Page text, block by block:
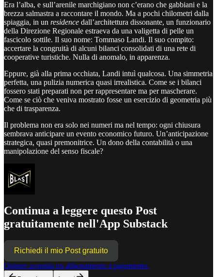
Era l’alba, e sull’arenile marchigiano non c’erano che gabbiani e la
brezza salmastra a raccontare il mondo. Ma a pochi chilometri dalla
spiaggia, in un residence dall’architettura dissonante, un funzionario
della Direzione Regionale estraeva da una valigetta di pelle un
fascicolo sottile. Il suo nome: Tommaso Landi. Il suo compito:
accertare la congruità di alcuni bilanci consolidati di una rete di
cooperative turistiche. Nulla di anomalo, in apparenza.
Eppure, già alla prima occhiata, Landi intuì qualcosa. Una simmetria
perfetta, una pulizia numerica quasi irrealistica. Come se i bilanci
fossero stati preparati non per rappresentare ma per mascherare.
Come se ciò che veniva mostrato fosse un esercizio di geometria più
che di trasparenza.
Il problema non era solo nei numeri ma nel tempo: ogni chiusura
sembrava anticipare un evento economico futuro. Un’anticipazione
strategica, quasi premonitrice. Un dono della contabilità o una
manipolazione del senso fiscale?
Continua a leggere questo Post
gratuitamente nell'App Substack
Richiedi il mio Post gratuito
Oppure acquista un abbonamento a pagamento.